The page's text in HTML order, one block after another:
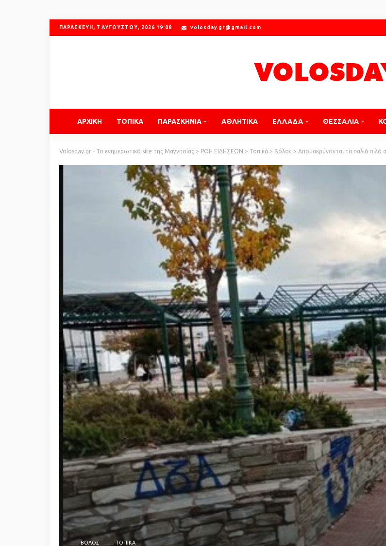
ΠΑΡΑΣΚΕΥΉ, 7 ΑΥΓΟΎΣΤΟΥ, 2026 19:08 volosday.gr@gmail.com
ΑΡΧΙΚΗ ΤΟΠΙΚΑ ΠΑΡΑΣΚΗΝΙΑ ΑΘΛΗΤΙΚΑ ΕΛΛΑΔΑ ΘΕΣΣΑΛΙΑ
Volosday.gr - Το ενημερωτικό site της Μαγνησίας > ΡΟΗ ΕΙΔΗΣΕΩΝ > Τοπικά > Βόλος > Απομακρύνονται τα παλιά
ΒΌΛΟΣ ΤΟΠΙΚΆ